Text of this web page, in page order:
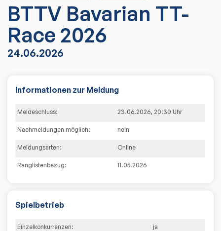
BTTV Bavarian TT-
Race 2026
24.06.2026
Informationen zur Meldung
Meldeschluss: 23.06.2026, 20:30 Uhr
Nachmeldungen möglich: nein
Meldungsarten: Online
Ranglistenbezug: 11.05.2026
Spielbetrieb
Einzelkonkurrenzen: ja